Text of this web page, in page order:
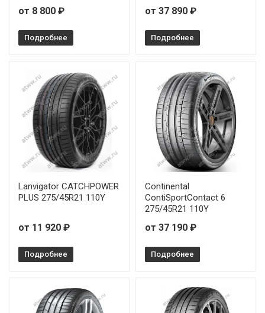
от 8 800 ₽
Подробнее
от 37 890 ₽
Подробнее
Lanvigator CATCHPOWER
PLUS 275/45R21 110Y
от 11 920 ₽
Подробнее
Continental
ContiSportContact 6
275/45R21 110Y
от 37 190 ₽
Подробнее